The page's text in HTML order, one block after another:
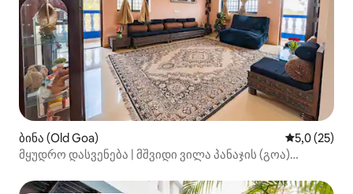
ბინა (Old Goa) საშუალო
5,0 (25)
მყუდრო დასვენება | მშვიდი ვილა პანაჯის (გოა)